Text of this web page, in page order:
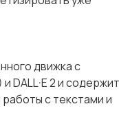
движка с
DALL·E 2 и содержит
с текстами и